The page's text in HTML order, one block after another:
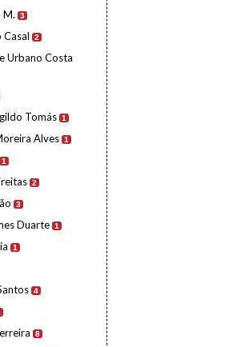
M. 3
Casal 2
Urbano Costa
Tomás 1
Alves 1
1
2
3
Duarte 1
1
4
8